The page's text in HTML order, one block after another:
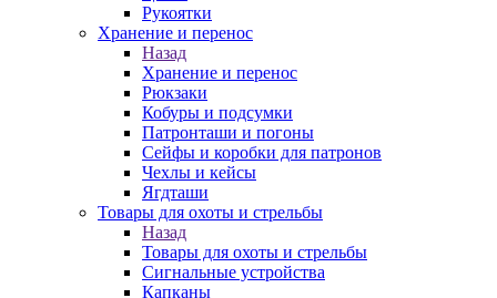
Рукоятки
Хранение и перенос
Назад
Хранение и перенос
Рюкзаки
Кобуры и подсумки
Патронташи и погоны
Сейфы и коробки для патронов
Чехлы и кейсы
Ягдташи
Товары для охоты и стрельбы
Назад
Товары для охоты и стрельбы
Сигнальные устройства
Капканы